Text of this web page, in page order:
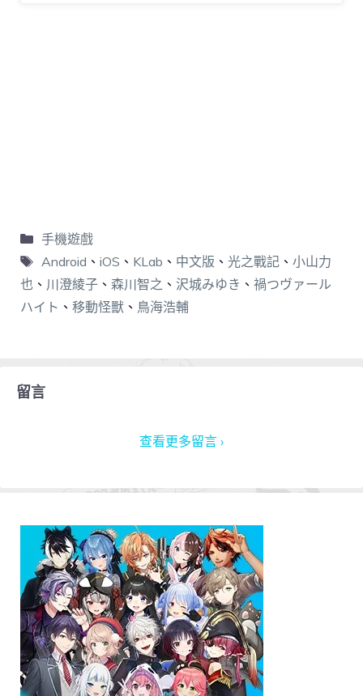
手機遊戲
Android 、 iOS 、 KLab 、 中文版 、 光之戰記、 小山力
也 、 川澄綾子 、 森川智之 、 沢城みゆき 、 禍つヴァール
ハイト 、 移動怪獸 、 鳥海浩輔
留言
查看更多留言 ›